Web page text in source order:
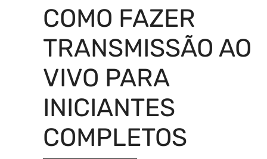
COMO FAZER
TRANSMISSÃO AO
VIVO PARA
INICIANTES
COMPLETOS